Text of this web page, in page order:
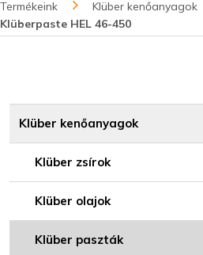
Termékeink Klüber kenőanyagok
Klüberpaste HEL 46-450
Klüber kenőanyagok
Klüber zsírok
Klüber olajok
Klüber paszták